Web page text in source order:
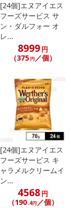
[24個]エヌアイエス
フーズサービス サ
ン・ダルフォー オ
レ...
8999円
（375 円／個）
[24個]エヌアイエス
フーズサービス キ
ャラメルクリームイ
ン...
4568円
（190.4円／個）